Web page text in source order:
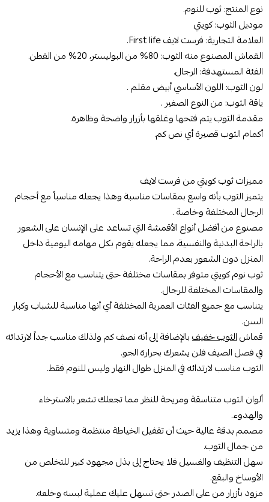
نوع المنتج: ثوب للنوم.
موديل الثوب: كويتي
العلامة التجارية: فرست لايف First life.
القماش المصنوع منه الثوب: 80% من البوليستر، 20% من القطن.
الفئة المستهدفة: الرجال.
لون الثوب: اللون الأساسي أبيض مقلم .
ياقة الثوب: من النوع الصغير .
مقدمة الثوب يتم فتحها وغلقها بأزرار واضحة وظاهرة.
أكمام الثوب قصيرة أي نص كم.
مميزات ثوب كويتي من فرست لايف
يتميز الثوب بأنه واسع بمقاسات مناسبة وهذا يجعله مناسباً مع أحجام
الرجال المختلفة وخاصة .
مصنوع من أفضل أنواع الأقمشة التي تساعد على الإنسان على الشعور
بالراحة البدنية والنفسية، مما يجعله يقوم بكل مهامه اليومية داخل
المنزل دون الشعور بعدم الراحة.
ثوب نوم كويتي متوفر بمقاسات مختلفة حتى يتناسب مع الأحجام
والمقاسات المختلفة للرجال.
يتناسب مع جميع الفئات العمرية المختلفة أي أنها مناسبة للشباب وكبار
السن.
قماشالثوب خفيفبالإضافة إلى أنه نصف كم ولذلك مناسب جداً لارتدائه
في فصل الصيف فلن يشعرك بحرارة الجو.
الثوب مناسب لارتدائه في المنزل طوال النهار وليس للنوم فقط.
ألوان الثوب متناسقة ومريحة للنظر مما تجعلك تشعر بالاسترخاء
والهدوء.
مصمم بدقة عالية حيث أن تقفيل الخياطة منتظمة ومتساوية وهذا يزيد
من جمال الثوب.
سهل التنظيف والغسيل فلا يحتاج إلى بذل مجهود كبير للتخلص من
الأوساخ والبقع.
مزود بأزرار من على الصدر حتى تسهل عليك عملية لبسه وخلعه.